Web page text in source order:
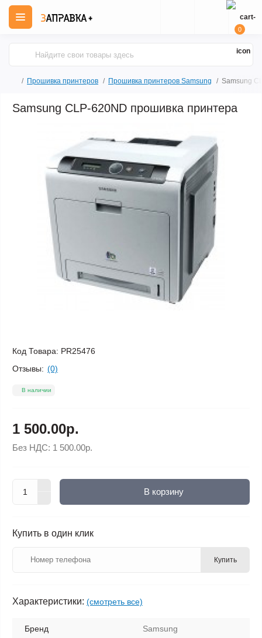
0
Прошивка принтеров Прошивка принтеров Samsung Samsung
Samsung CLP-620ND прошивка принтера
Код Товара: PR25476
Отзывы: (0)
В наличии
1 500.00р.
Без НДС: 1 500.00р.
В корзину
Купить в один клик
Купить
Характеристики: (смотреть все)
Бренд Samsung